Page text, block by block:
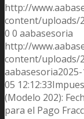
http://
content/uploads/
0 0 aabasesoria
http://
content/uploads/
aabasesoria
05 12:12:33
(Modelo 202):
para el Pago